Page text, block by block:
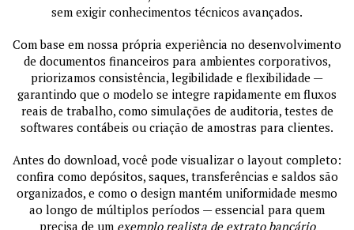
sem exigir conhecimentos técnicos avançados.
Com base em nossa própria experiência no desenvolvimento
de documentos financeiros para ambientes corporativos,
priorizamos consistência, legibilidade e flexibilidade —
garantindo que o modelo se integre rapidamente em fluxos
reais de trabalho, como simulações de auditoria, testes de
softwares contábeis ou criação de amostras para clientes.
Antes do download, você pode visualizar o layout completo:
confira como depósitos, saques, transferências e saldos são
organizados, e como o design mantém uniformidade mesmo
ao longo de múltiplos períodos — essencial para quem
precisa de um exemplo realista de extrato bancário